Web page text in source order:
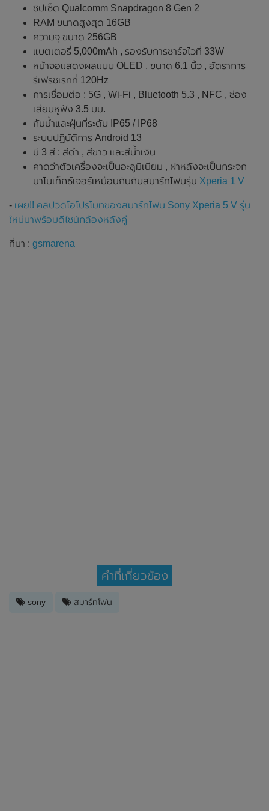
ชิปเซ็ต Qualcomm Snapdragon 8 Gen 2
RAM ขนาดสูงสุด 16GB
ความจุ ขนาด 256GB
แบตเตอรี่ 5,000mAh , รองรับการชาร์จไวที่ 33W
หน้าจอแสดงผลแบบ OLED , ขนาด 6.1 นิ้ว , อัตราการ
รีเฟรชเรทที่ 120Hz
การเชื่อมต่อ : 5G , Wi-Fi , Bluetooth 5.3 , NFC , ช่อง
เสียบหูฟัง 3.5 มม.
กันน้ำและฝุ่นที่ระดับ IP65 / IP68
ระบบปฏิบัติการ Android 13
มี 3 สี : สีดำ , สีขาว และสีน้ำเงิน
คาดว่าตัวเครื่องจะเป็นอะลูมิเนียม , ฝาหลังจะเป็นกระจก
นาโนเท็กซ์เจอร์เหมือนกันกับสมาร์ทโฟนรุ่น Xperia 1 V
- เผย!! คลิปวิดิโอโปรโมทของสมาร์ทโฟน Sony Xperia 5 V รุ่น
ใหม่มาพร้อมดีไซน์กล้องหลังคู่
ที่มา : gsmarena
คำที่เกี่ยวข้อง
sony สมาร์ทโฟน